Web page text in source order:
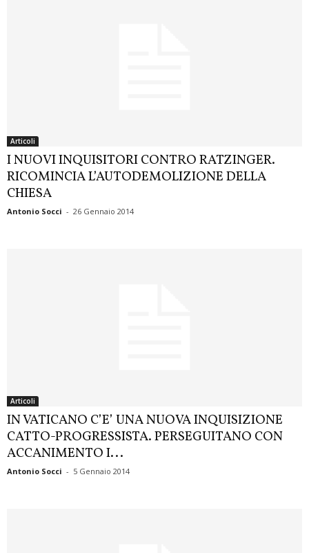
Articoli
I NUOVI INQUISITORI CONTRO RATZINGER.
RICOMINCIA L’AUTODEMOLIZIONE DELLA
CHIESA
Antonio Socci - 26 Gennaio 2014
Articoli
IN VATICANO C’E’ UNA NUOVA INQUISIZIONE
CATTO-PROGRESSISTA. PERSEGUITANO CON
ACCANIMENTO I...
Antonio Socci - 5 Gennaio 2014